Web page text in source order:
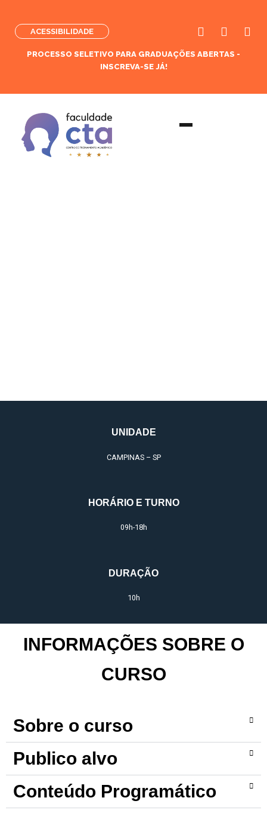
ACESSIBILIDADE
PROCESSO SELETIVO PARA GRADUAÇÕES ABERTAS -
INSCREVA-SE JÁ!
UNIDADE
CAMPINAS – SP
HORÁRIO E TURNO
09h-18h
DURAÇÃO
10h
INFORMAÇÕES SOBRE O
CURSO
Sobre o curso
Publico alvo
Conteúdo Programático